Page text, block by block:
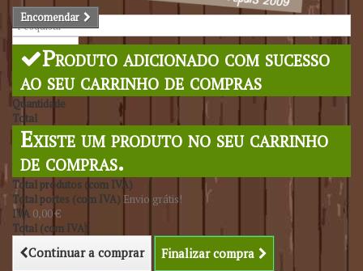
Pesquisar
Encomendar
Produto adicionado com sucesso
ao seu carrinho de compras
Quantidade
Total
Existe um produto no seu carrinho
de compras.
Total produtos (com IVA)
Total portes (com IVA) Envio grátis!
IVA 0,00 €
Total (com IVA)
Continuar a comprar Finalizar compra